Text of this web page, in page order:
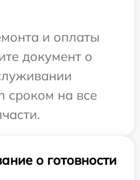
и оплаты
документ о
сроком на все
о готовности